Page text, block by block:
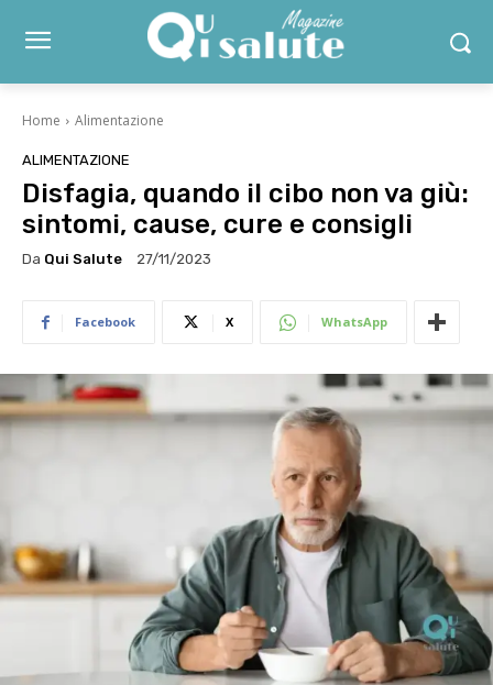
Home Alimentazione
ALIMENTAZIONE
Disfagia, quando il cibo non va giù:
sintomi, cause, cure e consigli
Da Qui Salute 27/11/2023
Facebook X WhatsApp